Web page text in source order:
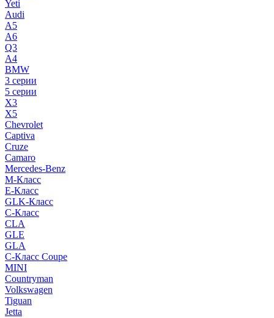
Yeti
Audi
A5
A6
Q3
A4
BMW
3 серии
5 серии
X3
X5
Chevrolet
Captiva
Cruze
Camaro
Mercedes-Benz
M-Класс
E-Класс
GLK-Класс
C-Класс
CLA
GLE
GLA
C-Класс Coupe
MINI
Countryman
Volkswagen
Tiguan
Jetta